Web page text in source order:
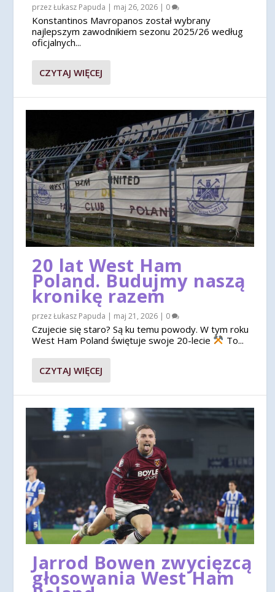
przezŁukasz Papuda | maj 26, 2026 | 0
Konstantinos Mavropanos został wybrany
najlepszym zawodnikiem sezonu 2025/26 według
oficjalnych...
CZYTAJ WIĘCEJ
20 lat West Ham
Poland. Budujmy naszą
kronikę razem
przezŁukasz Papuda | maj 21, 2026 | 0
Czujecie się staro? Są ku temu powody. W tym roku
West Ham Poland świętuje swoje 20-lecie
To...
CZYTAJ WIĘCEJ
Jarrod Bowen zwycięzcą
głosowania West Ham